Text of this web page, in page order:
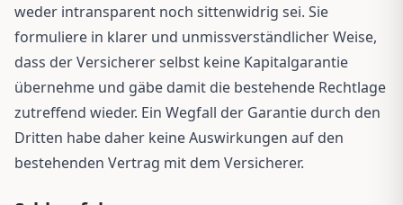
weder intransparent noch sittenwidrig sei. Sie
formuliere in klarer und unmissverständlicher Weise,
dass der Versicherer selbst keine Kapitalgarantie
übernehme und gäbe damit die bestehende Rechtlage
zutreffend wieder. Ein Wegfall der Garantie durch den
Dritten habe daher keine Auswirkungen auf den
bestehenden Vertrag mit dem Versicherer.